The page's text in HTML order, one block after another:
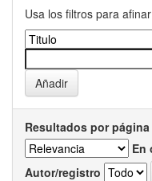
Usa los filtros para
Resultados por página
En
Autor/registro